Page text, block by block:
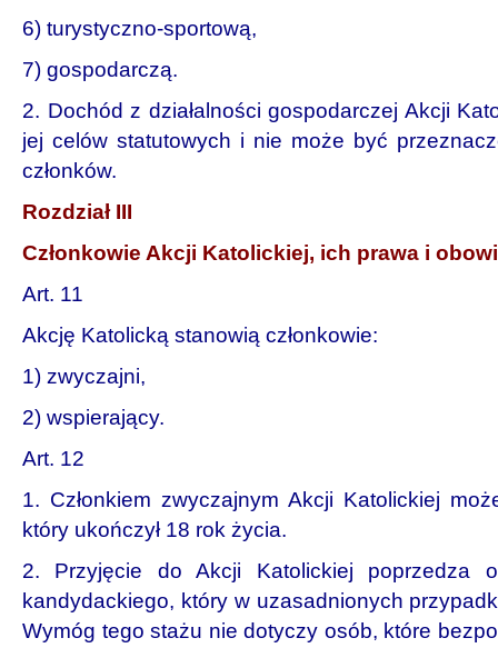
6) turystyczno-sportową,
7) gospodarczą.
2. Dochód z działalności gospodarczej Akcji
jej celów statutowych i nie może być
członków.
Rozdział III
Członkowie Akcji Katolickiej, ich prawa i
Art. 11
Akcję Katolicką stanowią członkowie:
1) zwyczajni,
2) wspierający.
Art. 12
1. Członkiem zwyczajnym Akcji Katolickiej
który ukończył 18 rok życia.
2. Przyjęcie do Akcji Katolickiej poprzedza
kandydackiego, który w uzasadnionych
Wymóg tego stażu nie dotyczy osób, które